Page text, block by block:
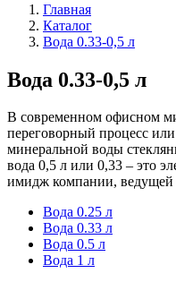
Главная
Каталог
Вода 0.33-0,5 л
Вода 0.33-0,5 л
В современном офисном
переговорный процесс
минеральной воды
вода 0,5 л или 0,33 – это
имидж компании, ведущей
Вода 0.25 л
Вода 0.33 л
Вода 0.5 л
Вода 1 л